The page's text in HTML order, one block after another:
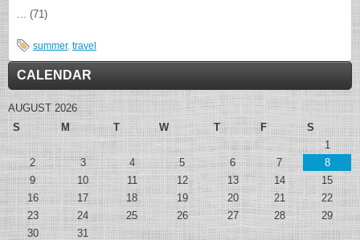
... (71)
summer, travel
CALENDAR
AUGUST 2026
S
M T W T F
S
1
2
3 4 5 6 7
8
9
10 11 12 13 14
15
16
17 18 19 20 21
22
23
24 25 26 27 28
29
30
31